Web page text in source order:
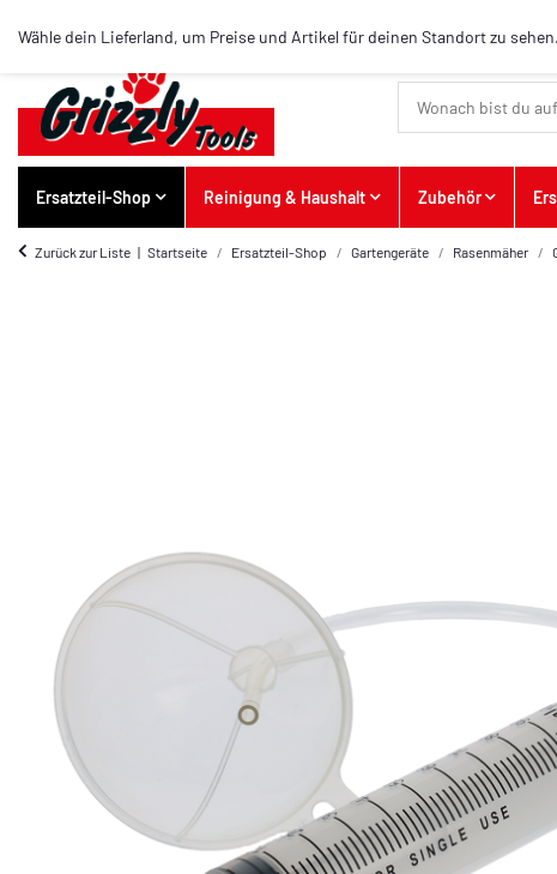
Wähle dein Lieferland, um Preise und Artikel für deinen Standort zu sehen.
Ersatzteil-Shop Reinigung & Haushalt Zubehör
Zurück zur Liste Startseite Ersatzteil-Shop Gartengeräte Rasenmäher